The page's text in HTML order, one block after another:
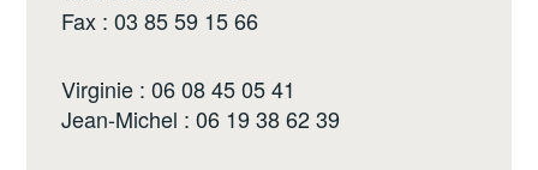
Fax : 03 85 59 15 66
Virginie : 06 08 45 05 41
Jean-Michel : 06 19 38 62 39